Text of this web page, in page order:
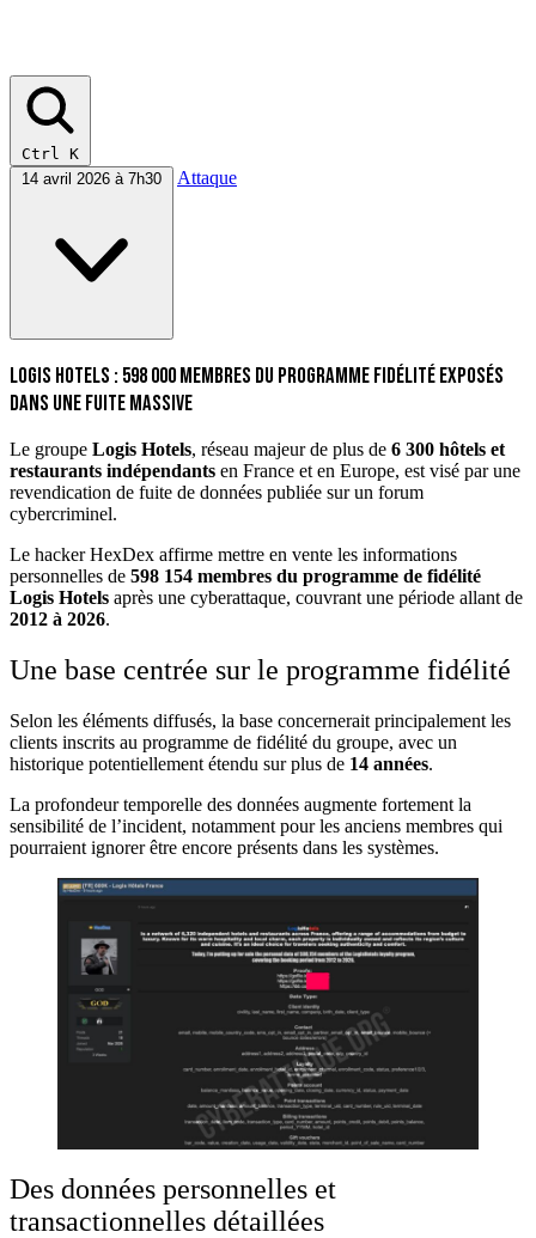
Ctrl K
14 avril 2026 à 7h30
Attaque
Logis Hotels : 598 000 membres du programme fidélité exposés
dans une fuite massive
Le groupe Logis Hotels, réseau majeur de plus de 6 300 hôtels et
restaurants indépendants en France et en Europe, est visé par une
revendication de fuite de données publiée sur un forum
cybercriminel.
Le hacker HexDex affirme mettre en vente les informations
personnelles de 598 154 membres du programme de fidélité
Logis Hotels après une cyberattaque, couvrant une période allant de
2012 à 2026.
Une base centrée sur le programme fidélité
Selon les éléments diffusés, la base concernerait principalement les
clients inscrits au programme de fidélité du groupe, avec un
historique potentiellement étendu sur plus de 14 années.
La profondeur temporelle des données augmente fortement la
sensibilité de l’incident, notamment pour les anciens membres qui
pourraient ignorer être encore présents dans les systèmes.
Des données personnelles et
transactionnelles détaillées